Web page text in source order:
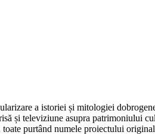
a istoriei și mitologiei
și televiziune asupra patrimoniului
purtând numele proiectului